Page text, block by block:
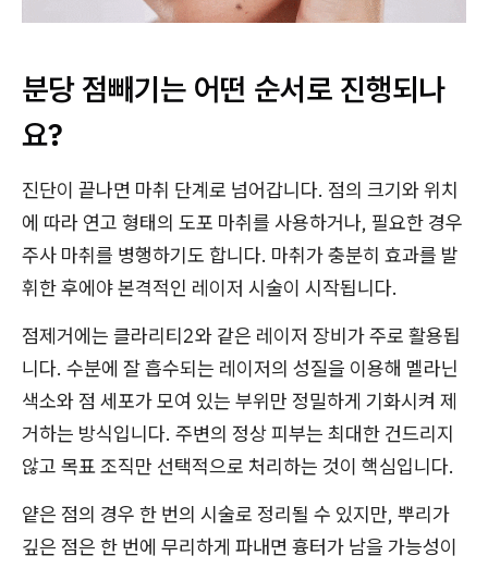
분당 점빼기는 어떤 순서로 진행되나
요?
진단이 끝나면 마취 단계로 넘어갑니다. 점의 크기와 위치
에 따라 연고 형태의 도포 마취를 사용하거나, 필요한 경우
주사 마취를 병행하기도 합니다. 마취가 충분히 효과를 발
휘한 후에야 본격적인 레이저 시술이 시작됩니다.
점제거에는 클라리티2와 같은 레이저 장비가 주로 활용됩
니다. 수분에 잘 흡수되는 레이저의 성질을 이용해 멜라닌
색소와 점 세포가 모여 있는 부위만 정밀하게 기화시켜 제
거하는 방식입니다. 주변의 정상 피부는 최대한 건드리지
않고 목표 조직만 선택적으로 처리하는 것이 핵심입니다.
얕은 점의 경우 한 번의 시술로 정리될 수 있지만, 뿌리가
깊은 점은 한 번에 무리하게 파내면 흉터가 남을 가능성이